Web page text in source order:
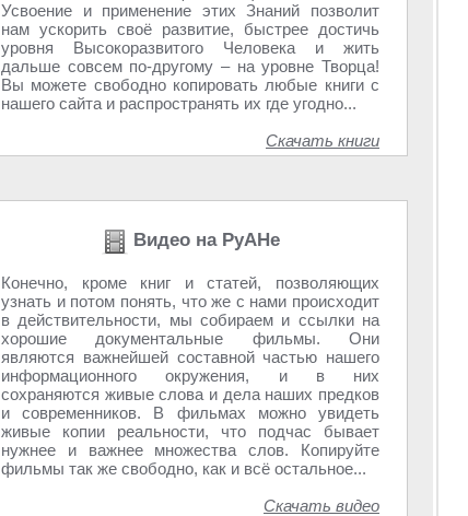
Усвоение и применение этих Знаний позволит
нам ускорить своё развитие, быстрее достичь
уровня Высокоразвитого Человека и жить
дальше совсем по-другому – на уровне Творца!
Вы можете свободно копировать любые книги с
нашего сайта и распространять их где угодно...
Скачать книги
Видео на РуАНе
Конечно, кроме книг и статей, позволяющих
узнать и потом понять, что же с нами происходит
в действительности, мы собираем и ссылки на
хорошие документальные фильмы. Они
являются важнейшей составной частью нашего
информационного окружения, и в них
сохраняются живые слова и дела наших предков
и современников. В фильмах можно увидеть
живые копии реальности, что подчас бывает
нужнее и важнее множества слов. Копируйте
фильмы так же свободно, как и всё остальное...
Скачать видео